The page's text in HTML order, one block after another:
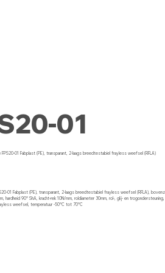
01
01 Fabplast (PE), transparant, 2-laags breedtestabiel frayless weefsel (RFLA)
01 Fabplast (PE), transparant, 2-laags breedtestabiel frayless weefsel (RFLA),
hardheid 90° ShA, kracht-rek 10N/mm, roldiameter 30mm, rol-, glij- en
weefsel, temperatuur -50°C tot 70°C